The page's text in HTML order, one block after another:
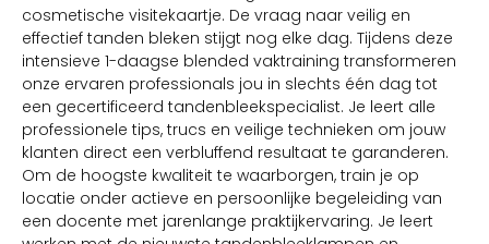
cosmetische visitekaartje. De vraag naar veilig en
effectief tanden bleken stijgt nog elke dag. Tijdens deze
intensieve 1-daagse blended vaktraining transformeren
onze ervaren professionals jou in slechts één dag tot
een gecertificeerd tandenbleekspecialist. Je leert alle
professionele tips, trucs en veilige technieken om jouw
klanten direct een verbluffend resultaat te garanderen.
Om de hoogste kwaliteit te waarborgen, train je op
locatie onder actieve en persoonlijke begeleiding van
een docente met jarenlange praktijkervaring. Je leert